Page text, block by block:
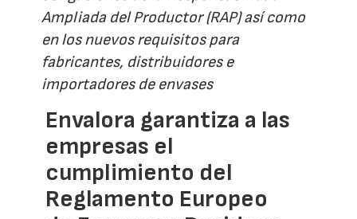
Ampliada del Productor (RAP) así como
en los nuevos requisitos para
fabricantes, distribuidores e
importadores de envases
Envalora garantiza a las
empresas el
cumplimiento del
Reglamento Europeo